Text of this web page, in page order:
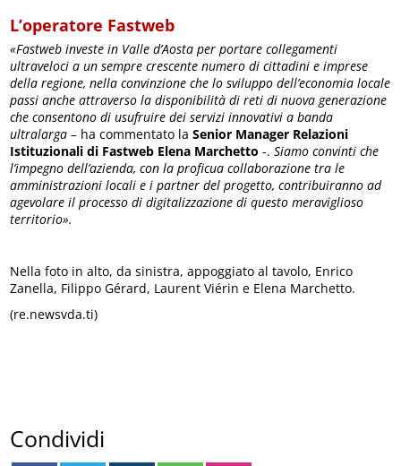
L’operatore Fastweb
«Fastweb investe in Valle d’Aosta per portare collegamenti
ultraveloci a un sempre crescente numero di cittadini e imprese
della regione, nella convinzione che lo sviluppo dell’economia locale
passi anche attraverso la disponibilità di reti di nuova generazione
che consentono di usufruire dei servizi innovativi a banda
ultralarga – ha commentato la Senior Manager Relazioni
Istituzionali di Fastweb Elena Marchetto -.Siamo convinti che
l’impegno dell’azienda, con la proficua collaborazione tra le
amministrazioni locali e i partner del progetto, contribuiranno ad
agevolare il processo di digitalizzazione di questo meraviglioso
territorio».
Nella foto in alto, da sinistra, appoggiato al tavolo, Enrico
Zanella, Filippo Gérard, Laurent Viérin e Elena Marchetto.
(re.newsvda.ti)
Condividi